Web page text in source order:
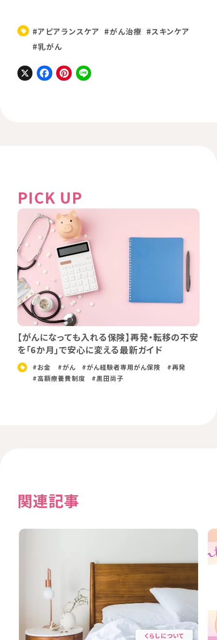
#アピアランスケア #がん治療 #スキンケア
#乳がん
X Facebook
Pinterest
PICK UP
【がんになっても入れる保険】再発・転移の不安
を「6か月」で安心に変える最新ガイド
#お金 #がん #がん経験者専用がん保険
#再発
#高額療養費制度
#黒田尚子
関連記事
くらしについて